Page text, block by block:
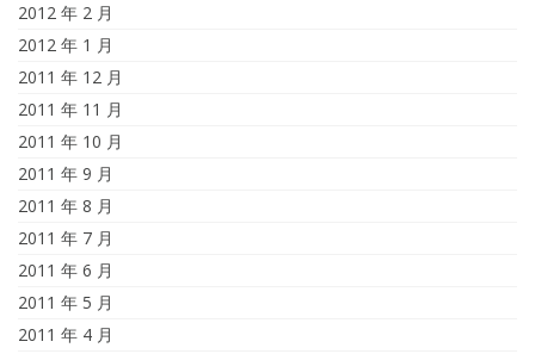
2012 年 2 月
2012 年 1 月
2011 年 12 月
2011 年 11 月
2011 年 10 月
2011 年 9 月
2011 年 8 月
2011 年 7 月
2011 年 6 月
2011 年 5 月
2011 年 4 月